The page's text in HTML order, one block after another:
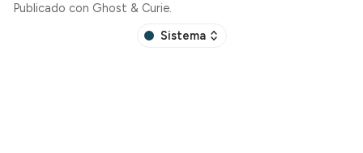
Publicado con Ghost & Curie.